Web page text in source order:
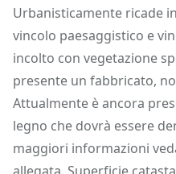
Urbanisticamente ricade
vincolo paesaggistico e
incolto con vegetazione
presente un fabbricato,
Attualmente è ancora
legno che dovrà essere
maggiori informazioni